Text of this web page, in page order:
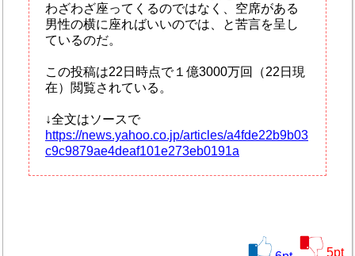
わざわざ座ってくるのではなく、空席がある
男性の横に座ればいいのでは、と苦言を呈し
ているのだ。
この投稿は22日時点で１億3000万回（22日現
在）閲覧されている。
↓全文はソースで
https://news.yahoo.co.jp/articles/a4fde22b9b03
c9c9879ae4deaf101e273eb0191a
5pt